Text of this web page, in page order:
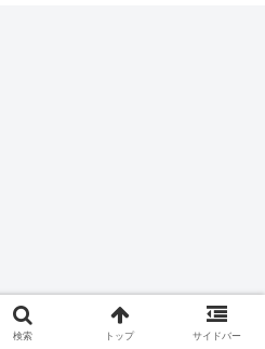
検索 トップ サイドバー